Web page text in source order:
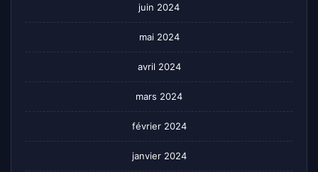
juin 2024
mai 2024
avril 2024
mars 2024
février 2024
janvier 2024